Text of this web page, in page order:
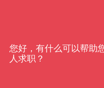
您好，有什么可以帮助
人求职？